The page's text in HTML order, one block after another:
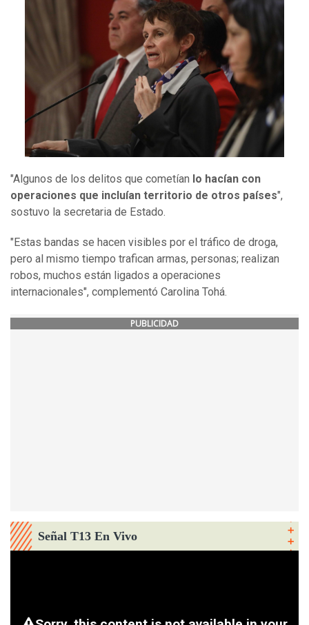
"Algunos de los delitos que cometían lo hacían con
operaciones que incluían territorio de otros países",
sostuvo la secretaria de Estado.
"Estas bandas se hacen visibles por el tráfico de droga,
pero al mismo tiempo trafican armas, personas; realizan
robos, muchos están ligados a operaciones
internacionales", complementó Carolina Tohá.
PUBLICIDAD
Señal T13 En Vivo